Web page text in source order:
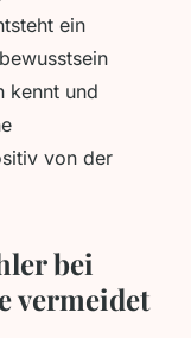
ein
kennt und
von der
bei
vermeidet